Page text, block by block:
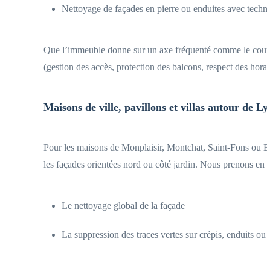
Nettoyage de façades en pierre ou enduites avec
Que l’immeuble donne sur un axe fréquenté comme le
(gestion des accès, protection des balcons, respect des
Maisons de ville, pavillons et villas autour de
Pour les maisons de Monplaisir, Montchat, Saint-Fons ou
les façades orientées nord ou côté jardin. Nous prenons en
Le nettoyage global de la façade
La suppression des traces vertes sur crépis, enduits